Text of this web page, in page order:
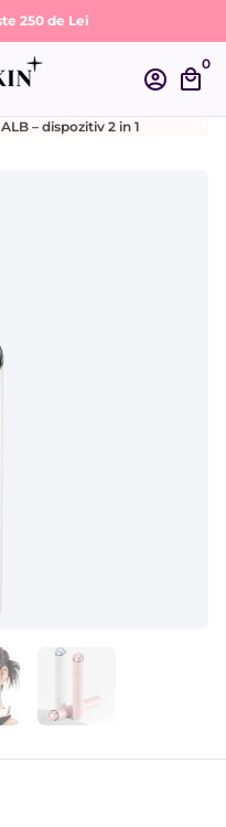
250 de Lei
account_circle local_mall
0
– dispozitiv 2 in 1